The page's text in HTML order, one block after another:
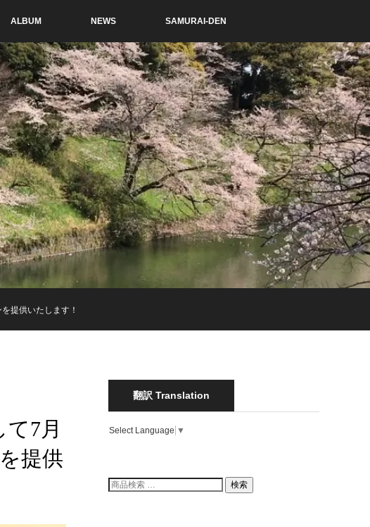
ALBUM NEWS SAMURAI-DEN
提供いたします！
7月
提供
翻訳 Translation
Select Language ▼
検
索
検索